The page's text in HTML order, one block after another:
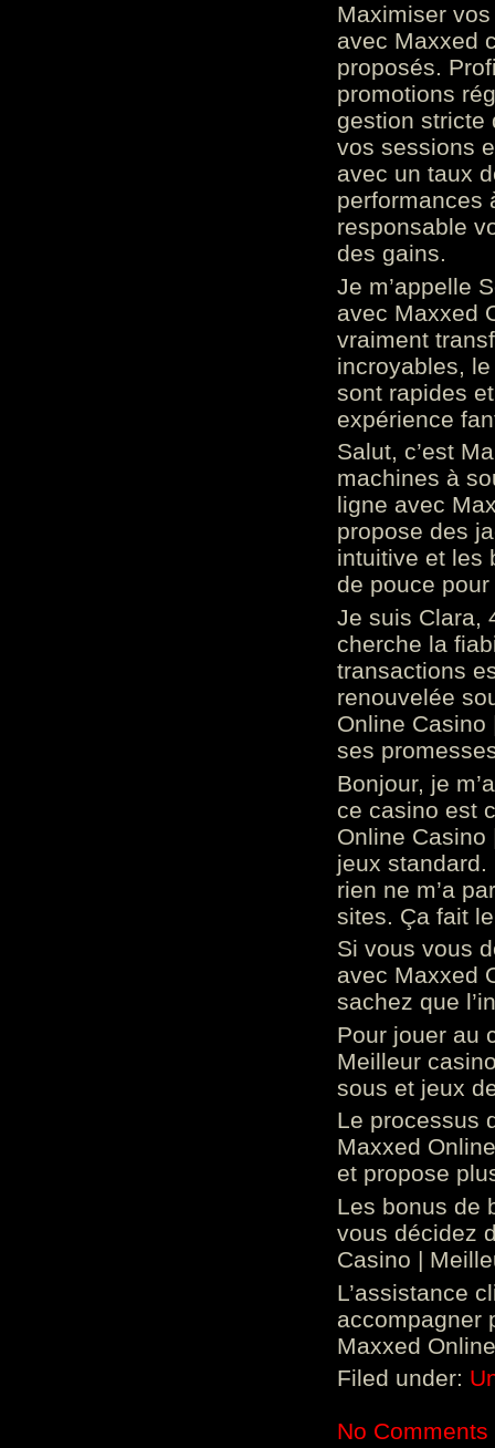
Maximiser
avec Maxxed
proposés.
promotions
gestion stricte
vos sessions
avec un taux
performances
responsable
des gains.
Je m’appelle
avec Maxxed
vraiment
incroyables,
sont rapides
expérience
Salut, c’est
machines à
ligne avec
propose des
intuitive et les
de pouce
Je suis Clara,
cherche la
transactions
renouvelée
Online
ses
Bonjour, je
ce casino est
Online
jeux standard.
rien ne m’a
sites. Ça fait
Si vous vous
avec Maxxed
sachez que
Pour jouer au
Meilleur
sous et jeux
Le processus
Maxxed
et propose
Les bonus de
vous décidez
Casino |
L’assistance
accompagner
Maxxed
Filed under:
No Comments